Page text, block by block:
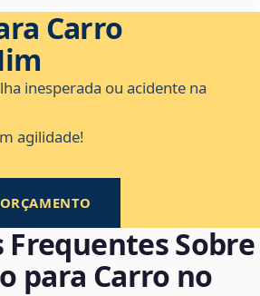
Carro
inesperada ou acidente na
agilidade!
Sobre
para Carro no